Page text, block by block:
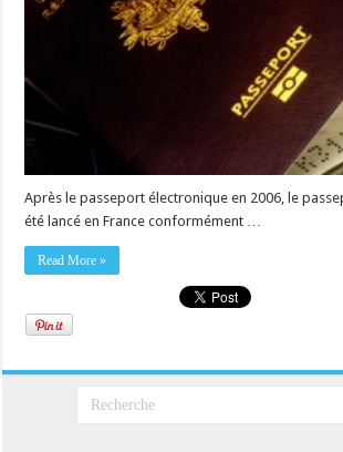
Après le passeport électronique en 2006, le
été lancé en France conformément …
Read More »